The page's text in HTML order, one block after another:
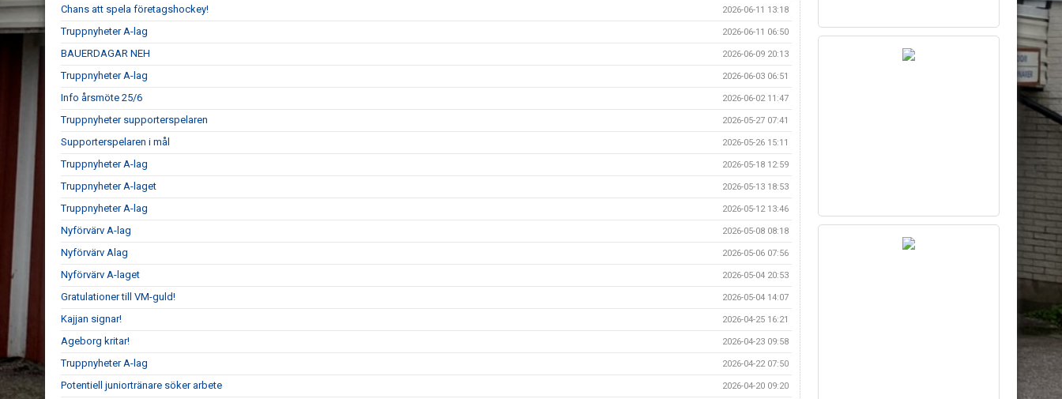
Chans att spela företagshockey! 2026-06-11 13:18
Truppnyheter A-lag 2026-06-11 06:50
BAUERDAGAR NEH 2026-06-09 20:13
Truppnyheter A-lag 2026-06-03 06:51
Info årsmöte 25/6 2026-06-02 11:47
Truppnyheter supporterspelaren 2026-05-27 07:41
Supporterspelaren i mål 2026-05-26 15:11
Truppnyheter A-lag 2026-05-18 12:59
Truppnyheter A-laget 2026-05-13 18:53
Truppnyheter A-lag 2026-05-12 13:46
Nyförvärv A-lag 2026-05-08 08:18
Nyförvärv Alag 2026-05-06 07:56
Nyförvärv A-laget 2026-05-04 20:53
Gratulationer till VM-guld! 2026-05-04 14:07
Kajjan signar! 2026-04-25 16:21
Ageborg kritar! 2026-04-23 09:58
Truppnyheter A-lag 2026-04-22 07:50
Potentiell juniortränare söker arbete 2026-04-20 09:20